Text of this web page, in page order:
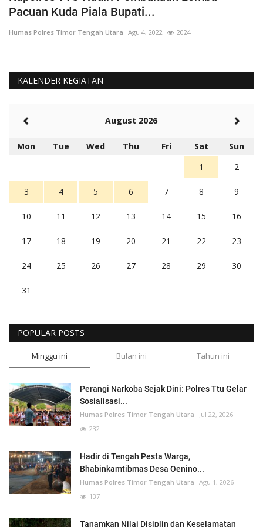
Pacuan Kuda Piala Bupati...
Humas Polres Timor Tengah Utara Agu 4, 2022 2024
KALENDER KEGIATAN
August 2026
Mon Tue Wed Thu Fri Sat
Sun
1
2
3 4 5 6 7 8 9
10 11 12 13 14 15 16
17 18 19 20 21 22 23
24 25 26 27 28 29 30
31
POPULAR POSTS
Minggu ini Bulan ini Tahun ini
Perangi Narkoba Sejak Dini: Polres Ttu Gelar
Sosialisasi...
Humas Polres Timor Tengah Utara
Jul 22, 2026
232
Hadir di Tengah Pesta Warga,
Bhabinkamtibmas Desa Oenino...
Humas Polres Timor Tengah Utara Agu 1, 2026
137
Tanamkan Nilai Disiplin dan Keselamatan